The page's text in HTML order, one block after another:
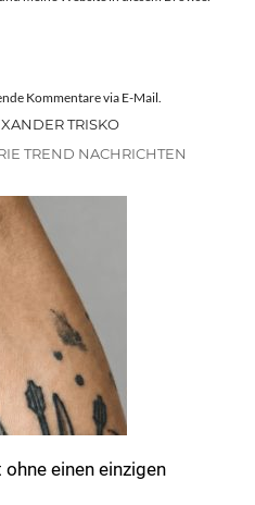
Kommentare via E-Mail.
TRISKO
TREND NACHRICHTEN
einen einzigen